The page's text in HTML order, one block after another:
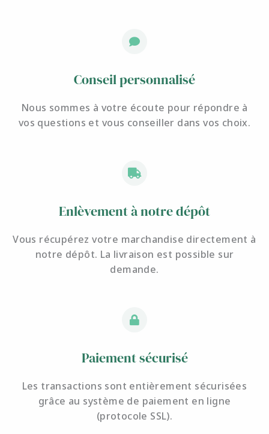
Conseil personnalisé
Nous sommes à votre écoute pour répondre à
vos questions et vous conseiller dans vos choix.
Enlèvement à notre dépôt
Vous récupérez votre marchandise directement à
notre dépôt. La livraison est possible sur
demande.
Paiement sécurisé
Les transactions sont entièrement sécurisées
grâce au système de paiement en ligne
(protocole SSL).